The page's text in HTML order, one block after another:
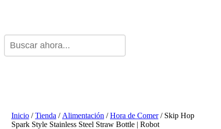
Inicio /Tienda / Alimentación /Hora de Comer/ Skip Hop
Spark Style Stainless Steel Straw Bottle | Robot